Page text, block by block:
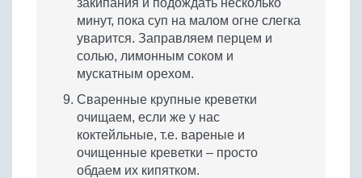
закипания и подождать несколько
минут, пока суп на малом огне слегка
уварится. Заправляем перцем и
солью, лимонным соком и
мускатным орехом.
Сваренные крупные креветки
очищаем, если же у нас
коктейльные, т.е. вареные и
очищенные креветки – просто
обдаем их кипятком.